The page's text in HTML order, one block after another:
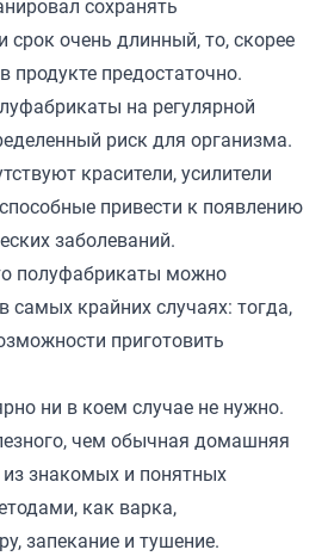
сохранять
срок очень длинный, то, скорее
продукте предостаточно.
на регулярной
риск для организма.
красители, усилители
привести к появлению
заболеваний.
полуфабрикаты можно
самых крайних случаях: тогда,
приготовить
ни в коем случае не нужно.
чем обычная домашняя
из знакомых и понятных
как варка,
запекание и тушение.